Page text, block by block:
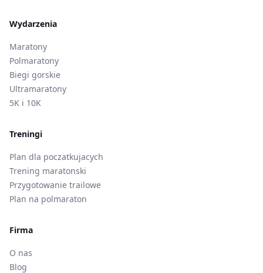
Wydarzenia
Maratony
Polmaratony
Biegi gorskie
Ultramaratony
5K i 10K
Treningi
Plan dla poczatkujacych
Trening maratonski
Przygotowanie trailowe
Plan na polmaraton
Firma
O nas
Blog